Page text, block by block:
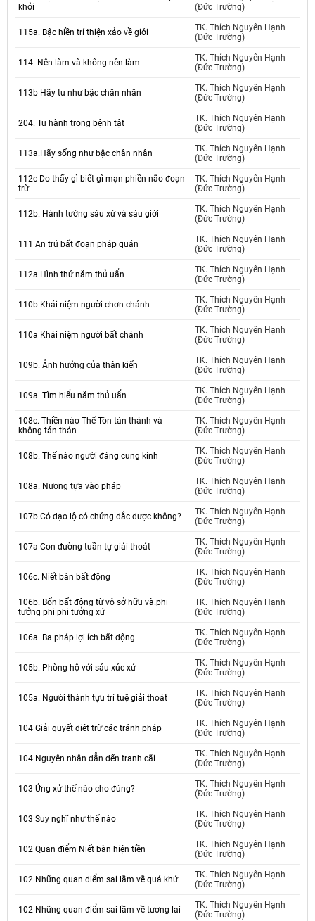
khởi
(Đức Trường)
115a. Bậc hiền trí thiện xảo về giới
TK. Thích Nguyên Hạnh
(Đức Trường)
114. Nên làm và không nên làm
TK. Thích Nguyên Hạnh
(Đức Trường)
113b Hãy tu như bậc chân nhân
TK. Thích Nguyên Hạnh
(Đức Trường)
204. Tu hành trong bệnh tật
TK. Thích Nguyên Hạnh
(Đức Trường)
113a.Hãy sống như bậc chân nhân
TK. Thích Nguyên Hạnh
(Đức Trường)
112c Do thấy gì biết gì mạn phiền não đoạn
trừ
TK. Thích Nguyên Hạnh
(Đức Trường)
112b. Hành tướng sáu xứ và sáu giới
TK. Thích Nguyên Hạnh
(Đức Trường)
111 An trú bất đoạn pháp quán
TK. Thích Nguyên Hạnh
(Đức Trường)
112a Hình thứ năm thủ uẩn
TK. Thích Nguyên Hạnh
(Đức Trường)
110b Khái niệm người chơn chánh
TK. Thích Nguyên Hạnh
(Đức Trường)
110a Khái niệm người bất chánh
TK. Thích Nguyên Hạnh
(Đức Trường)
109b. Ảnh hưởng của thân kiến
TK. Thích Nguyên Hạnh
(Đức Trường)
109a. Tìm hiểu năm thủ uẩn
TK. Thích Nguyên Hạnh
(Đức Trường)
108c. Thiền nào Thế Tôn tán thánh và
không tán thán
TK. Thích Nguyên Hạnh
(Đức Trường)
108b. Thế nào người đáng cung kính
TK. Thích Nguyên Hạnh
(Đức Trường)
108a. Nương tựa vào pháp
TK. Thích Nguyên Hạnh
(Đức Trường)
107b Có đạo lộ có chứng đắc dược không?
TK. Thích Nguyên Hạnh
(Đức Trường)
107a Con đường tuần tự giải thoát
TK. Thích Nguyên Hạnh
(Đức Trường)
106c. Niết bàn bất động
TK. Thích Nguyên Hạnh
(Đức Trường)
106b. Bốn bất động từ vô sở hữu và.phi
tưởng phi phi tưởng xứ
TK. Thích Nguyên Hạnh
(Đức Trường)
106a. Ba pháp lợi ích bất động
TK. Thích Nguyên Hạnh
(Đức Trường)
105b. Phòng hộ với sáu xúc xứ
TK. Thích Nguyên Hạnh
(Đức Trường)
105a. Người thành tựu trí tuệ giải thoát
TK. Thích Nguyên Hạnh
(Đức Trường)
104 Giải quyết diêt trừ các tránh pháp
TK. Thích Nguyên Hạnh
(Đức Trường)
104 Nguyên nhân dẫn đến tranh cãi
TK. Thích Nguyên Hạnh
(Đức Trường)
103 Ứng xử thế nào cho đúng?
TK. Thích Nguyên Hạnh
(Đức Trường)
103 Suy nghĩ như thế nào
TK. Thích Nguyên Hạnh
(Đức Trường)
102 Quan điểm Niết bàn hiện tiền
TK. Thích Nguyên Hạnh
(Đức Trường)
102 Những quan điểm sai lầm về quá khứ
TK. Thích Nguyên Hạnh
(Đức Trường)
102 Những quan điểm sai lầm về tương lai
TK. Thích Nguyên Hạnh
(Đức Trường)